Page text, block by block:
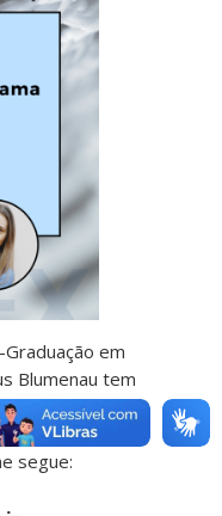
em
Blumenau tem
acadêmica
de
segue: